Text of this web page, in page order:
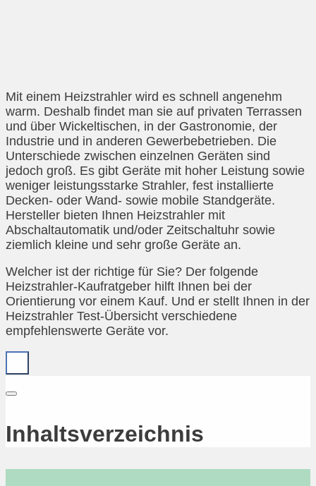
Mit einem Heizstrahler wird es schnell angenehm
warm. Deshalb findet man sie auf privaten Terrassen
und über Wickeltischen, in der Gastronomie, der
Industrie und in anderen Gewerbebetrieben. Die
Unterschiede zwischen einzelnen Geräten sind
jedoch groß. Es gibt Geräte mit hoher Leistung sowie
weniger leistungsstarke Strahler, fest installierte
Decken- oder Wand- sowie mobile Standgeräte.
Hersteller bieten Ihnen Heizstrahler mit
Abschaltautomatik und/oder Zeitschaltuhr sowie
ziemlich kleine und sehr große Geräte an.
Welcher ist der richtige für Sie? Der folgende
Heizstrahler-Kaufratgeber hilft Ihnen bei der
Orientierung vor einem Kauf. Und er stellt Ihnen in der
Heizstrahler Test-Übersicht verschiedene
empfehlenswerte Geräte vor.
Inhaltsverzeichnis